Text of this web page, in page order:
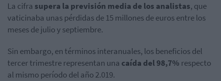
La cifra supera la previsión media de los analistas, que
vaticinaba unas pérdidas de 15 millones de euros entre los
meses de julio y septiembre.
Sin embargo, en términos interanuales, los beneficios del
tercer trimestre representan una caída del 98,7% respecto
al mismo período del año 2.019.